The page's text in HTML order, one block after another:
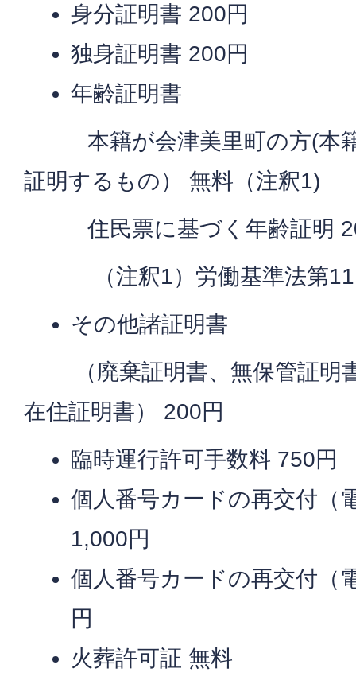
身分証明書 200円
独身証明書 200円
年齢証明書
本籍が会津美里町の方(本籍
証明するもの） 無料（注釈1)
住民票に基づく年齢証明
（注釈1）労働基準法第111
その他諸証明書
（廃棄証明書、無保管証明
在住証明書） 200円
臨時運行許可手数料 750円
個人番号カードの再交付（
1,000円
個人番号カードの再交付（
円
火葬許可証 無料